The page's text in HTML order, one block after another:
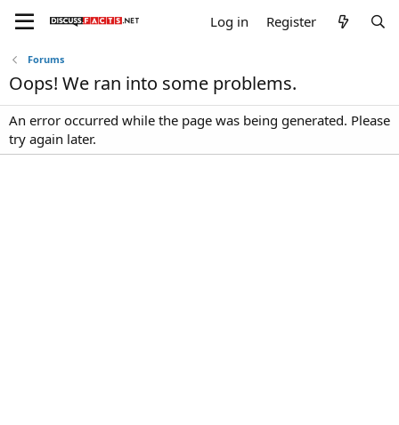
Log in Register
Forums
Oops! We ran into some problems.
An error occurred while the page was being generated. Please
try again later.